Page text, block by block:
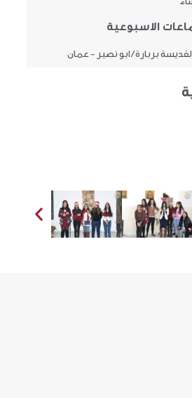
الاسبوعية
بربارة / ابو نصير - عمان